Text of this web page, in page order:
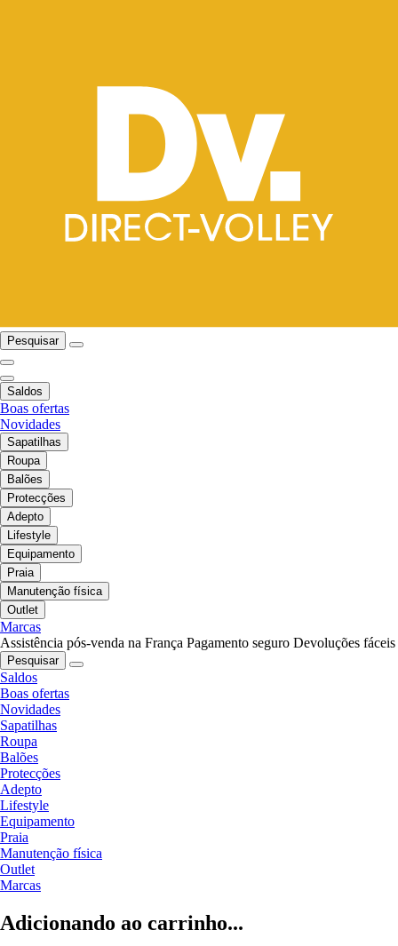
Pesquisar
Saldos
Boas ofertas
Novidades
Sapatilhas
Roupa
Balões
Protecções
Adepto
Lifestyle
Equipamento
Praia
Manutenção física
Outlet
Marcas
Assistência pós-venda na França Pagamento seguro Devoluções fáceis
Pesquisar
Saldos
Boas ofertas
Novidades
Sapatilhas
Roupa
Balões
Protecções
Adepto
Lifestyle
Equipamento
Praia
Manutenção física
Outlet
Marcas
Adicionando ao carrinho...